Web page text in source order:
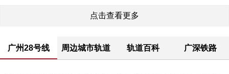
点击查看更多
广州28号线 周边城市轨道 轨道百科 广深铁路